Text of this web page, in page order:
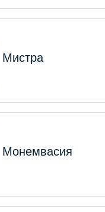
Мистра
Монемвасия